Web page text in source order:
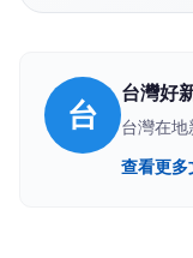
台
台灣好
台灣在地
查看更